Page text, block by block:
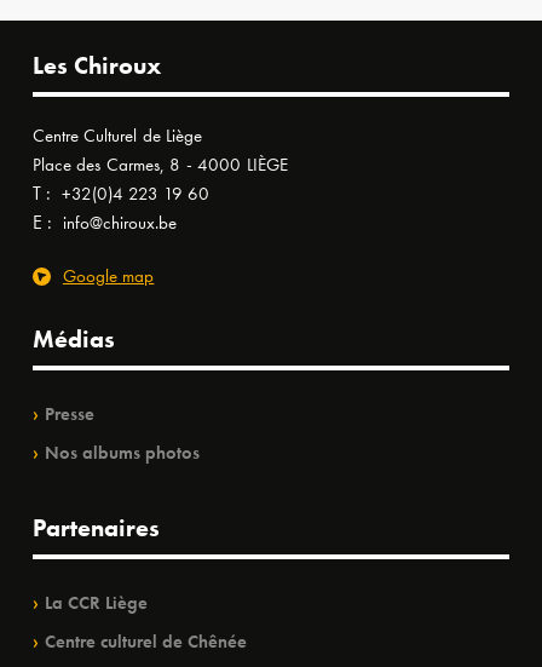
Les Chiroux
Centre Culturel de Liège
Place des Carmes, 8 - 4000 LIÈGE
T : +32(0)4 223 19 60
E : info@chiroux.be
Google map
Médias
Presse
Nos albums photos
Partenaires
La CCR Liège
Centre culturel de Chênée